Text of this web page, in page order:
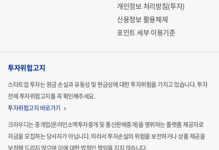
개인정보 처리방침(투자)
신용정보 활용체제
포인트 세부 이용기준
투자위험고지
스타트업 투자는 원금 손실과 유동성 및 현금성에 대한 투자위험을 가지고 있습니다.투자
전에 투자위험고지를 꼭 확인해주세요.
투자위험고지 바로가기
크라우디는 중개업(온라인소액투자중개 및 통신판매중개)을 영위하는 플랫폼 제공자로
자금을 모집하는당사자가 아닙니다. 따라서 투자손실의 위험을 보전하거나 상품 제공을
보장해 드리지 않으며 이에 대한 법적인 책임을 지지 않습니다.